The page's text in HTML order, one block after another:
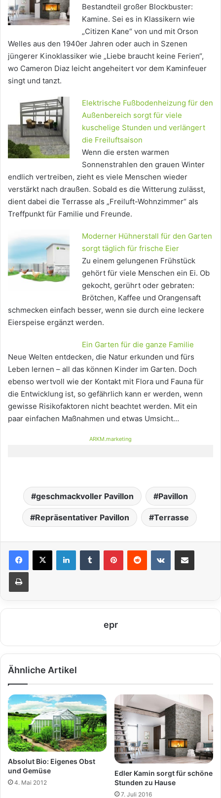
Bestandteil großer Blockbuster:
Kamine. Sei es in Klassikern wie
„Citizen Kane“ von und mit Orson
Welles aus den 1940er Jahren oder auch in Szenen
jüngerer Kinoklassiker wie „Liebe braucht keine Ferien“,
wo Cameron Diaz leicht angeheitert vor dem Kaminfeuer
singt und tanzt.
Elektrische Fußbodenheizung für den
Außenbereich sorgt für viele
kuschelige Stunden und verlängert
die Freiluftsaison
Wenn die ersten warmen
Sonnenstrahlen den grauen Winter
endlich vertreiben, zieht es viele Menschen wieder
verstärkt nach draußen. Sobald es die Witterung zulässt,
dient dabei die Terrasse als „Freiluft-Wohnzimmer“ als
Treffpunkt für Familie und Freunde.
Moderner Hühnerstall für den Garten
sorgt täglich für frische Eier
Zu einem gelungenen Frühstück
gehört für viele Menschen ein Ei. Ob
gekocht, gerührt oder gebraten:
Brötchen, Kaffee und Orangensaft
schmecken einfach besser, wenn sie durch eine leckere
Eierspeise ergänzt werden.
Ein Garten für die ganze Familie
Neue Welten entdecken, die Natur erkunden und fürs
Leben lernen – all das können Kinder im Garten. Doch
ebenso wertvoll wie der Kontakt mit Flora und Fauna für
die Entwicklung ist, so gefährlich kann er werden, wenn
gewisse Risikofaktoren nicht beachtet werden. Mit ein
paar einfachen Maßnahmen und etwas Umsicht…
ARKM.marketing
geschmackvoller Pavillon Pavillon
Repräsentativer Pavillon Terrasse
epr
Ähnliche Artikel
Absolut Bio: Eigenes Obst
und Gemüse
4. Mai 2012
Edler Kamin sorgt für schöne
Stunden zu Hause
7. Juli 2016